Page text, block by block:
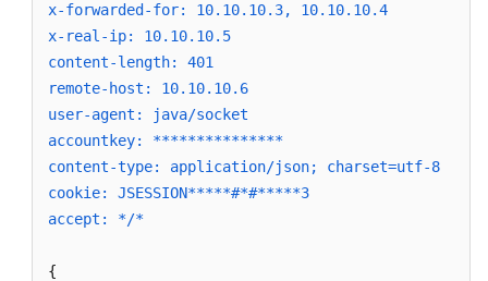
渠
道
line
渠
道
twitter
渠
x-forwarded-for: 10.10.10.3, 10.10.10.4
x-real-ip: 10.10.10.5
content-length: 401
remote-host: 10.10.10.6
user-agent: java/socket
accountkey: ***************
content-type: application/json; charset=utf-8
cookie: JSESSION*****#*#*****3
accept: */*
{